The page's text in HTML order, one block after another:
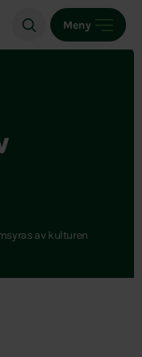
Meny
av kulturen